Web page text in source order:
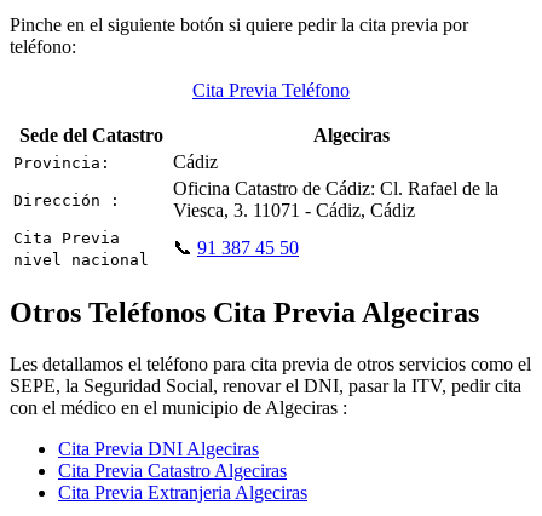
Pinche en el siguiente botón si quiere pedir la cita previa por
teléfono:
Cita Previa Teléfono
Sede del Catastro Algeciras
Provincia: Cádiz
Dirección :
Oficina Catastro de Cádiz: Cl. Rafael de la
Viesca, 3. 11071 - Cádiz, Cádiz
Cita Previa
nivel nacional
📞 91 387 45 50
Otros Teléfonos Cita Previa Algeciras
Les detallamos el teléfono para cita previa de otros servicios como el
SEPE, la Seguridad Social, renovar el DNI, pasar la ITV, pedir cita
con el médico en el municipio de Algeciras :
Cita Previa DNI Algeciras
Cita Previa Catastro Algeciras
Cita Previa Extranjeria Algeciras